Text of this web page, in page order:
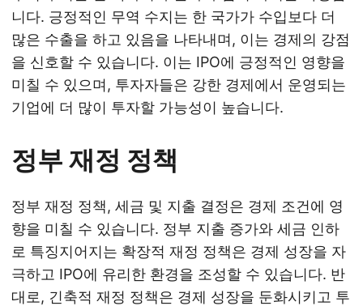
니다. 긍정적인 무역 수지는 한 국가가 수입보다 더
많은 수출을 하고 있음을 나타내며, 이는 경제의 강점
을 신호할 수 있습니다. 이는 IPO에 긍정적인 영향을
미칠 수 있으며, 투자자들은 강한 경제에서 운영되는
기업에 더 많이 투자할 가능성이 높습니다.
정부 재정 정책
정부 재정 정책, 세금 및 지출 결정은 경제 조건에 영
향을 미칠 수 있습니다. 정부 지출 증가와 세금 인하
로 특징지어지는 확장적 재정 정책은 경제 성장을 자
극하고 IPO에 유리한 환경을 조성할 수 있습니다. 반
대로, 긴축적 재정 정책은 경제 성장을 둔화시키고 투